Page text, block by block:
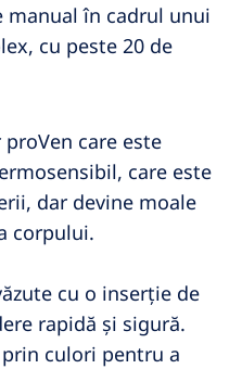
manual în cadrul unui
cu peste 20 de
care este
care este
dar devine moale
corpului.
cu o inserție de
rapidă și sigură.
culori pentru a